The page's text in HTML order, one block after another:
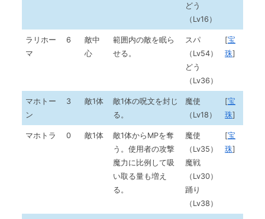
どう
（Lv16）
ラリホー
マ
6
敵中
心
範囲内の敵を眠ら
せる。
スパ
（Lv54）
どう
（Lv36）
[宝
珠]
マホトー
ン
3 敵1体
敵1体の呪文を封じ
る。
魔使
（Lv18）
[宝
珠]
マホトラ 0 敵1体
敵1体からMPを奪
う。使用者の攻撃
魔力に比例して吸
い取る量も増え
る。
魔使
（Lv35）
魔戦
（Lv30）
踊り
（Lv38）
[宝
珠]